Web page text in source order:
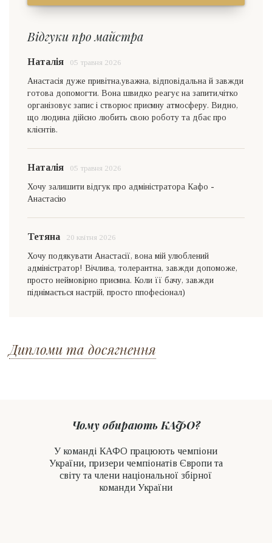
Відгуки про майстра
Наталія 05 травня 2026
Анастасія дуже привітна,уважна, відповідальна й завжди
готова допомогти. Вона швидко реагує на запити,чітко
організовує запис і створює приємну атмосферу. Видно,
що людина дійсно любить свою роботу та дбає про
клієнтів.
Наталія 05 травня 2026
Хочу залишити відгук про адміністратора Кафо -
Анастасію
Тетяна 20 квітня 2026
Хочу подякувати Анастасії, вона мій улюблений
адміністратор! Вічлива, толерантна, завжди допоможе,
просто неймовірно приємна. Коли її бачу, завжди
піднімається настрій, просто ппофесіонал)
Дипломи та досягнення
Чому обирають КАФО?
У команді КАФО працюють чемпіони
України, призери чемпіонатів Європи та
світу та члени національної збірної
команди України